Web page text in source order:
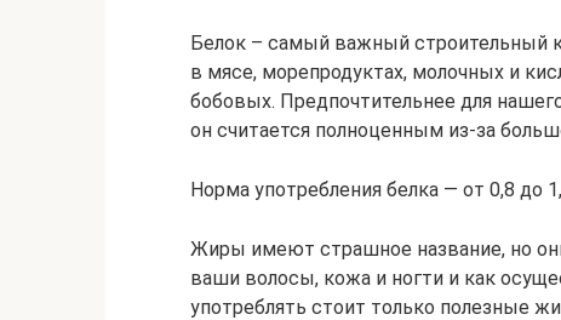
Белок – самый важный строительный
в мясе, морепродуктах, молочных и
бобовых. Предпочтительнее для
он считается полноценным из-за
Норма употребления белка — от 0,8 до
Жиры имеют страшное название, но
ваши волосы, кожа и ногти и как
употреблять стоит только полезные